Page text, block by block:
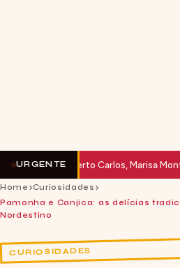
URGENTE
Roberto Carlos, Marisa Monte,
Home
Curiosidades
Pamonha e Canjica: as delícias
Nordestino
CURIOSIDADES